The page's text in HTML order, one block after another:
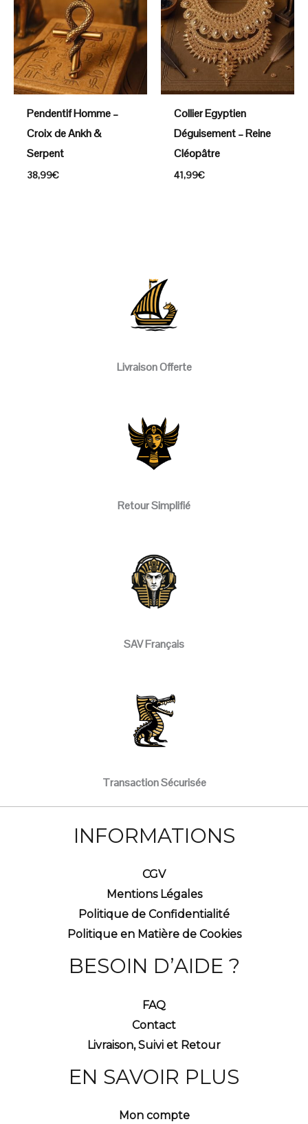
Pendentif Homme –
Croix de Ankh &
Serpent
38,99€
Collier Egyptien
Déguisement – Reine
Cléopâtre
41,99€
Livraison Offerte
Retour Simplifié
SAV Français
Transaction Sécurisée
INFORMATIONS
CGV
Mentions Légales
Politique de Confidentialité
Politique en Matière de Cookies
BESOIN D’AIDE ?
FAQ
Contact
Livraison, Suivi et Retour
EN SAVOIR PLUS
Mon compte